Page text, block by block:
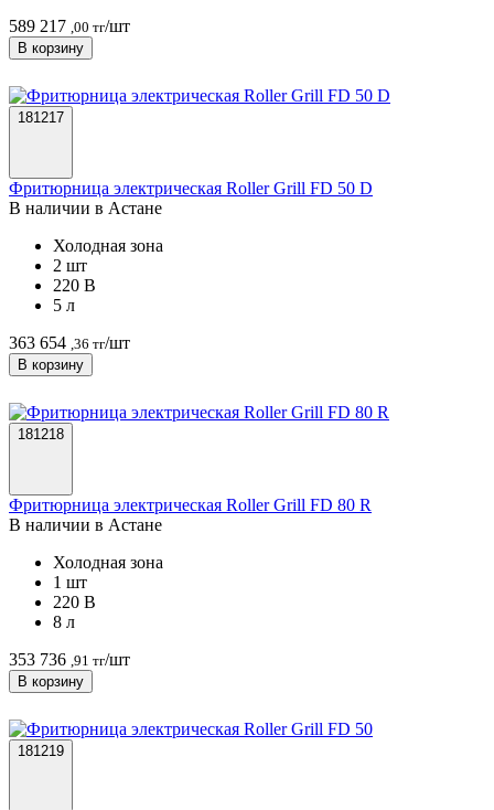
589 217 ,00 тг/шт
В корзину
181217
Фритюрница электрическая Roller Grill FD 50 D
В наличии в Астанe
Холодная зона
2 шт
220 В
5 л
363 654 ,36 тг/шт
В корзину
181218
Фритюрница электрическая Roller Grill FD 80 R
В наличии в Астанe
Холодная зона
1 шт
220 В
8 л
353 736 ,91 тг/шт
В корзину
181219